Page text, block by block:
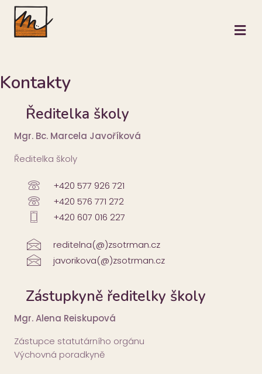
Kontakty
Ředitelka školy
Mgr. Bc. Marcela Javoříková
Ředitelka školy
+420 577 926 721
+420 576 771 272
+420 607 016 227
reditelna(@)zsotrman.cz
javorikova(@)zsotrman.cz
Zástupkyně ředitelky školy
Mgr. Alena Reiskupová
Zástupce statutárního orgánu
Výchovná poradkyně